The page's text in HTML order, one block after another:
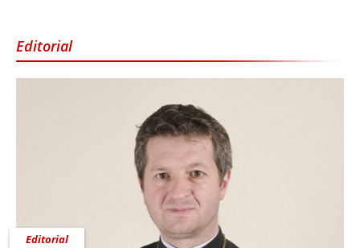
Editorial
Editorial